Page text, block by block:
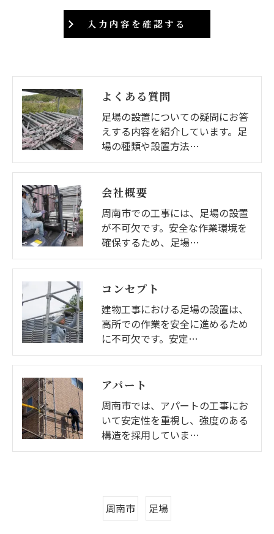
当社では、お客様の個人情報の開示･訂正･削除・利
個人情報の開示･訂正･削除・利用停止の具体的手続
きにつきましては、お電話でお問合せ下さい。
よくある質問
足場の設置についての疑問にお答
えする内容を紹介しています。足
場の種類や設置方法…
会社概要
周南市での工事には、足場の設置
が不可欠です。安全な作業環境を
確保するため、足場…
コンセプト
建物工事における足場の設置は、
高所での作業を安全に進めるため
に不可欠です。安定…
アパート
周南市では、アパートの工事にお
いて安定性を重視し、強度のある
構造を採用していま…
周南市 足場